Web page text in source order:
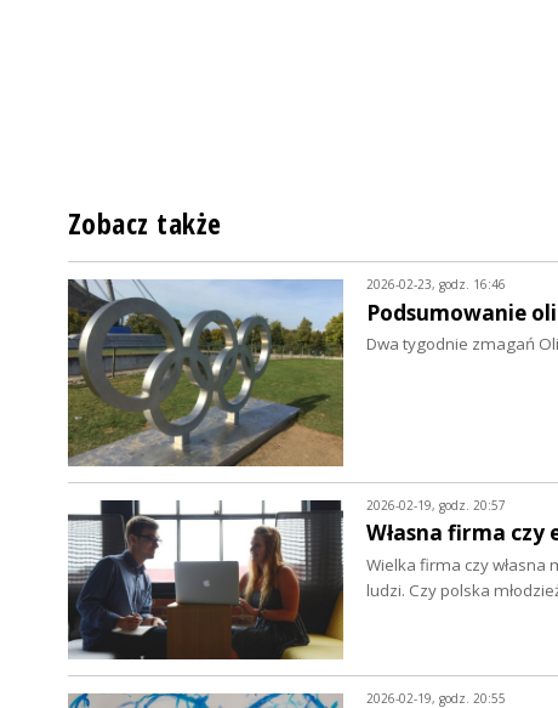
Zobacz także
2026-02-23, godz. 16:46
Podsumowanie
Dwa tygodnie zmagań
2026-02-19, godz. 20:57
Własna firma
Wielka firma czy własna
ludzi. Czy polska
2026-02-19, godz. 20:55